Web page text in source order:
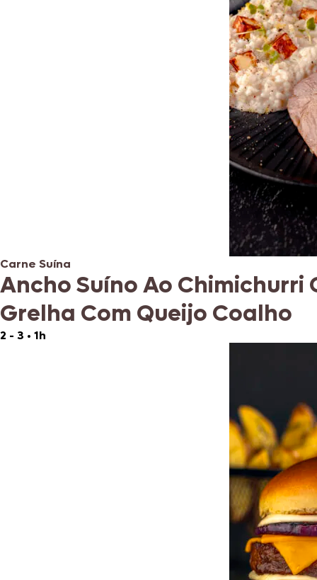
Carne Suína
Ancho Suíno Ao Chimichurri
Grelha Com Queijo Coalho
2 - 3 • 1h